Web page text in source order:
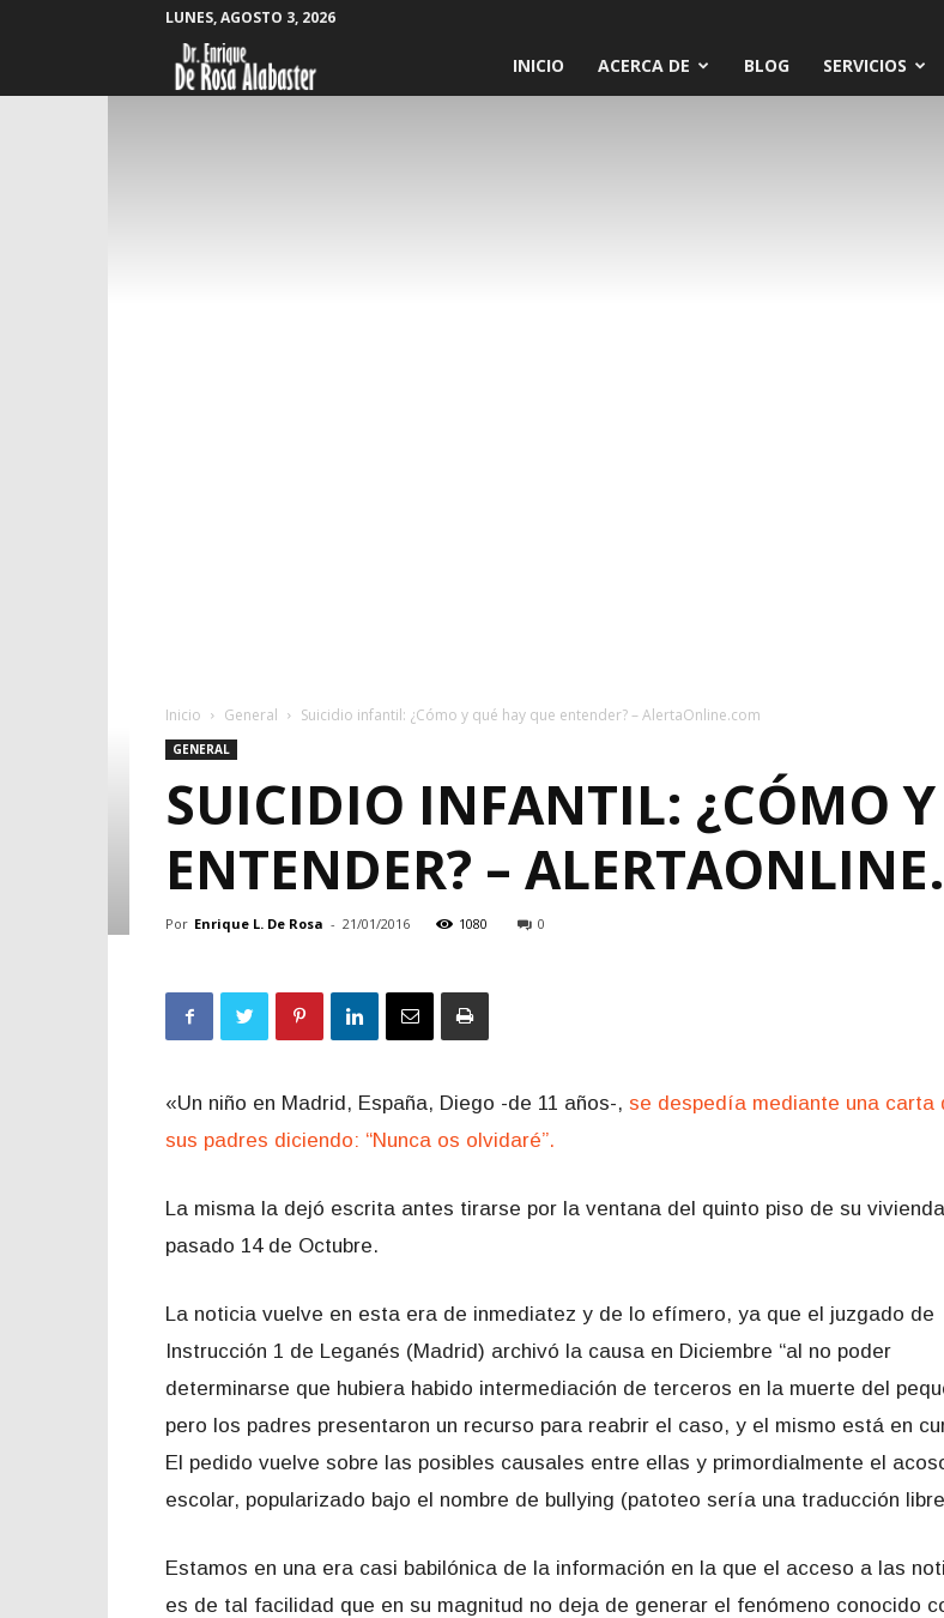
LUNES, AGOSTO 3, 2026
INICIO ACERCA DE BLOG SERVICIOS
Inicio General Suicidio infantil: ¿Cómo y qué hay que entender? – AlertaOnline.com
GENERAL
SUICIDIO INFANTIL: ¿CÓMO
ENTENDER? –
Por Enrique L. De Rosa - 21/01/2016 1080 0
«Un niño en Madrid, España, Diego -de 11 años-, se despedía mediante una carta
sus padres diciendo: “Nunca os olvidaré”.
La misma la dejó escrita antes tirarse por la ventana del quinto piso de su
pasado 14 de Octubre.
La noticia vuelve en esta era de inmediatez y de lo efímero, ya que el juzgado de
Instrucción 1 de Leganés (Madrid) archivó la causa en Diciembre “al no poder
determinarse que hubiera habido intermediación de terceros en la muerte del
pero los padres presentaron un recurso para reabrir el caso, y el mismo está en
El pedido vuelve sobre las posibles causales entre ellas y primordialmente el
escolar, popularizado bajo el nombre de bullying (patoteo sería una traducción
Estamos en una era casi babilónica de la información en la que el acceso a las
es de tal facilidad que en su magnitud no deja de generar el fenómeno conocido